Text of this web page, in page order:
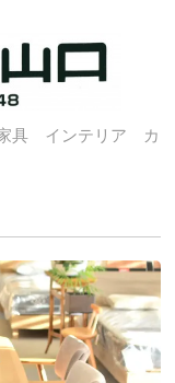
家具 インテリア カ